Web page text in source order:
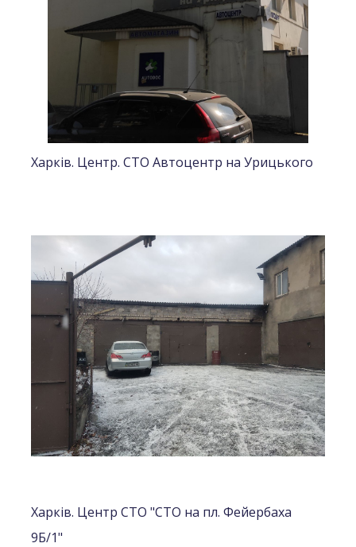
Харків. Центр. СТО Автоцентр на Урицького
Харків. Центр СТО "СТО на пл. Фейербаха
9Б/1"